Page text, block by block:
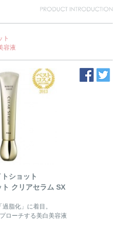
ト
容液
ショット
クリアセラム SX
脂化」に着目。
ローチする美白美容液